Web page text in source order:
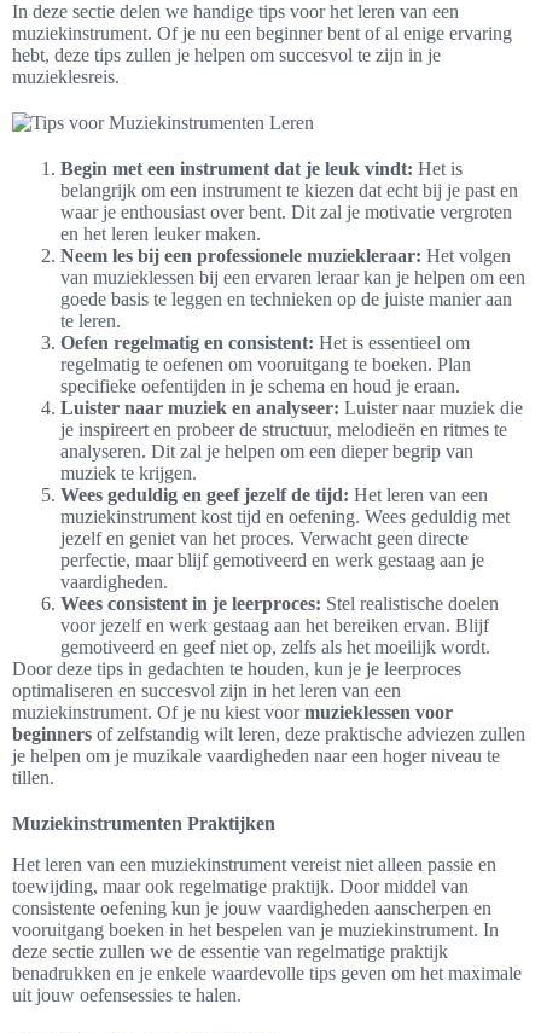
In deze sectie delen we handige tips voor het leren van een
muziekinstrument. Of je nu een beginner bent of al enige ervaring
hebt, deze tips zullen je helpen om succesvol te zijn in je
muzieklesreis.
Begin met een instrument dat je leuk vindt: Het is
belangrijk om een instrument te kiezen dat echt bij je past en
waar je enthousiast over bent. Dit zal je motivatie vergroten
en het leren leuker maken.
Neem les bij een professionele muziekleraar: Het volgen
van muzieklessen bij een ervaren leraar kan je helpen om een
goede basis te leggen en technieken op de juiste manier aan
te leren.
Oefen regelmatig en consistent: Het is essentieel om
regelmatig te oefenen om vooruitgang te boeken. Plan
specifieke oefentijden in je schema en houd je eraan.
Luister naar muziek en analyseer: Luister naar muziek die
je inspireert en probeer de structuur, melodieën en ritmes te
analyseren. Dit zal je helpen om een dieper begrip van
muziek te krijgen.
Wees geduldig en geef jezelf de tijd: Het leren van een
muziekinstrument kost tijd en oefening. Wees geduldig met
jezelf en geniet van het proces. Verwacht geen directe
perfectie, maar blijf gemotiveerd en werk gestaag aan je
vaardigheden.
Wees consistent in je leerproces: Stel realistische doelen
voor jezelf en werk gestaag aan het bereiken ervan. Blijf
gemotiveerd en geef niet op, zelfs als het moeilijk wordt.
Door deze tips in gedachten te houden, kun je je leerproces
optimaliseren en succesvol zijn in het leren van een
muziekinstrument. Of je nu kiest voormuzieklessen voor
beginners of zelfstandig wilt leren, deze praktische adviezen zullen
je helpen om je muzikale vaardigheden naar een hoger niveau te
tillen.
Muziekinstrumenten Praktijken
Het leren van een muziekinstrument vereist niet alleen passie en
toewijding, maar ook regelmatige praktijk. Door middel van
consistente oefening kun je jouw vaardigheden aanscherpen en
vooruitgang boeken in het bespelen van je muziekinstrument. In
deze sectie zullen we de essentie van regelmatige praktijk
benadrukken en je enkele waardevolle tips geven om het maximale
uit jouw oefensessies te halen.